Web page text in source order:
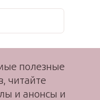
полезные
читайте
и анонсы и